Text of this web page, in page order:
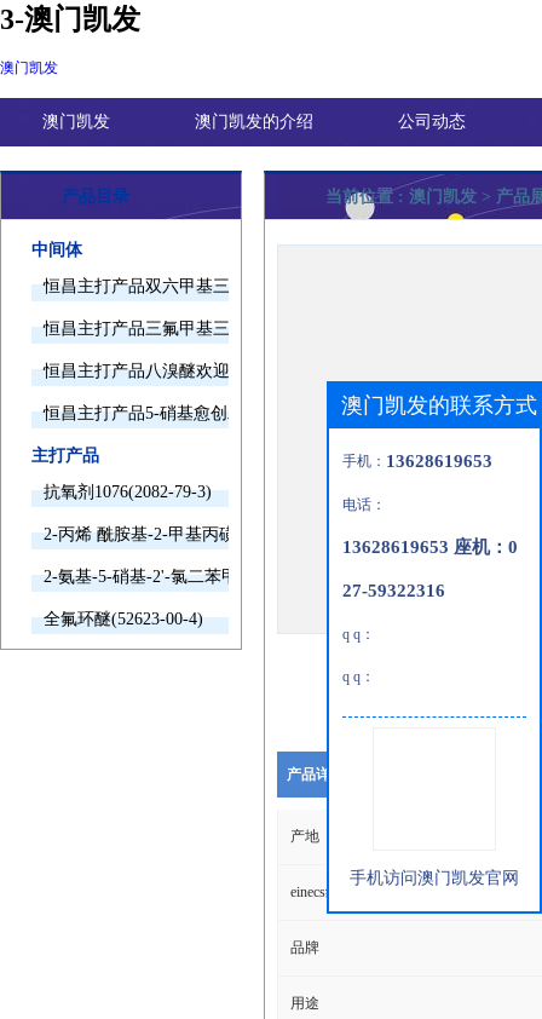
3-澳门凯发
澳门凯发
澳门凯发 澳门凯发的介绍 公司动态
产品目录
中间体
恒昌主打产品双六甲基三胺欢迎询价
恒昌主打产品三氟甲基三甲基硅烷欢迎询价
恒昌主打产品八溴醚欢迎询价
恒昌主打产品5-硝基愈创木酚钠欢迎询价
主打产品
抗氧剂1076(2082-79-3)
2-丙烯 酰胺基-2-甲基丙磺酸(15214-89-8)
2-氨基-5-硝基-2'-氯二苯甲酮(2011-66-7)
全氟环醚(52623-00-4)
当前位置 : 澳门凯发 > 产品
产品详细说明
产地
einecs编号
品牌
用途
澳门凯发的联系方式
手机： 13628619653
电话：
13628619653 座机：0
27-59322316
q q：
q q：
手机访问澳门凯发官网